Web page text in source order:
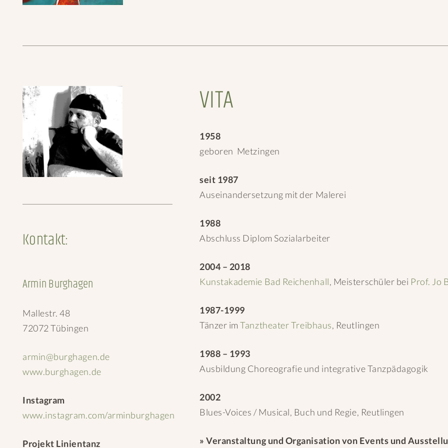
Kontakt:
Armin Burghagen
Mallestr. 48
72072 Tübingen
armin@burghagen.de
www.burghagen.de
Instagram
www.instagram.com/arminburghagen
Projekt Linientanz
VITA
1958
geboren Metzingen
seit 1987
Auseinandersetzung mit der Malerei
1988
Abschluss Diplom Sozialarbeiter
2004 – 2018
Kunstakademie Bad Reichenhall, Meisterschüler bei Prof. Jo
1987-1999
Tänzer imTanztheater Treibhaus, Reutlingen
1988 – 1993
Ausbildung Choreografie und integrative Tanzpädagogik
2002
Blues-Voices / Musical, Buch und Regie, Reutlingen
» Veranstaltung und Organisation von Events und